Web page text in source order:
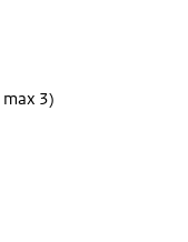
max 3)